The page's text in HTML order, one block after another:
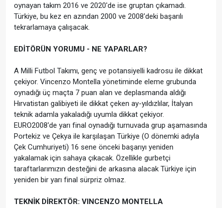
oynayan takım 2016 ve 2020'de ise gruptan çıkamadı.
Türkiye, bu kez en azından 2000 ve 2008'deki başarılı
tekrarlamaya çalışacak.
EDİTÖRÜN YORUMU - NE YAPARLAR?
A Milli Futbol Takımı, genç ve potansiyelli kadrosu ile dikkat
çekiyor. Vincenzo Montella yönetiminde eleme grubunda
oynadığı üç maçta 7 puan alan ve deplasmanda aldığı
Hırvatistan galibiyeti ile dikkat çeken ay-yıldızlılar, İtalyan
teknik adamla yakaladığı uyumla dikkat çekiyor.
EURO2008'de yarı final oynadığı turnuvada grup aşamasında
Portekiz ve Çekya ile karşılaşan Türkiye (O dönemki adıyla
Çek Cumhuriyeti) 16 sene önceki başarıyı yeniden
yakalamak için sahaya çıkacak. Özellikle gurbetçi
taraftarlarımızın desteğini de arkasına alacak Türkiye için
yeniden bir yarı final sürpriz olmaz.
TEKNİK DİREKTÖR: VINCENZO MONTELLA